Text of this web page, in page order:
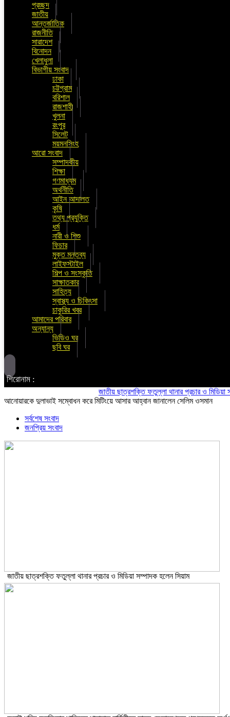
প্রচ্ছদ
জাতীয়
আন্তর্জাতিক
রাজনীতি
সারাদেশ
বিনোদন
খেলাধুলা
বিভাগীয় সংবাদ
ঢাকা
চট্টগ্রাম
বরিশাল
রাজশাহী
খুলনা
রংপুর
সিলেট
ময়মনসিংহ
আরো সংবাদ
সম্পাদকীয়
শিক্ষা
গণমাধ্যম
অর্থনীতি
আইন আদালত
কৃষি
তথ্য প্রযুক্তি
ধর্ম
নারী ও শিশু
ফিচার
মুক্ত মন্তব্য
লাইফস্টাইল
শিল্প ও সংস্কৃতি
সাক্ষাতকার
সাহিত্য
স্বাস্থ্য ও চিকিৎসা
চাকুরির খবর
আমাদের পরিবার
অন্যান্য
ভিডিও ঘর
ছবি ঘর
শিরোনাম :
জাতীয় ছাত্রশক্তি ফতুল্লা থানার প্রচার ও মিডিয়া সম্পাদক
আনোয়ারকে দুলাভাই সম্বোধন করে মিটিংয়ে আসার আহ্বান জানালেন সেলিম ওসমান
সর্বশেষ সংবাদ
জনপ্রিয় সংবাদ
জাতীয় ছাত্রশক্তি ফতুল্লা থানার প্রচার ও মিডিয়া সম্পাদক হলেন সিয়াম